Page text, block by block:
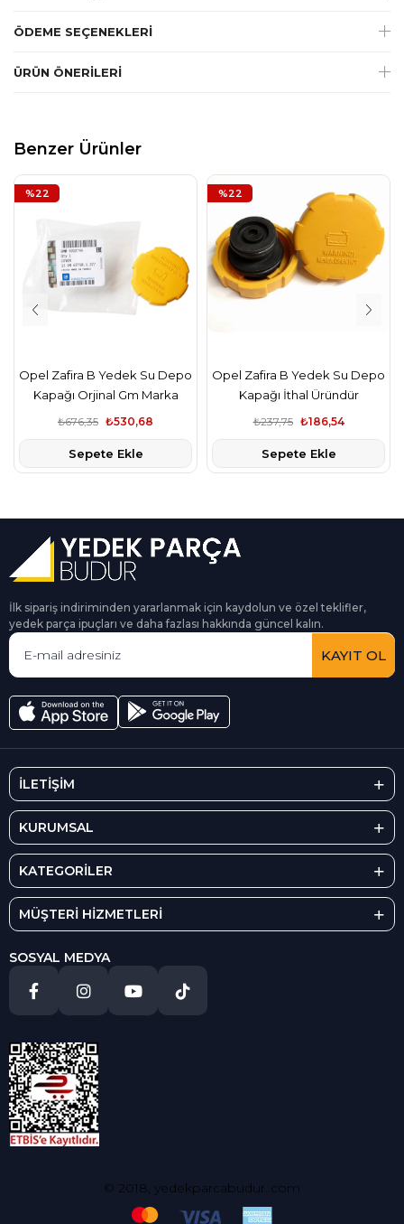
ÖDEME SEÇENEKLERI
ÜRÜN ÖNERILERI
Benzer Ürünler
Opel Zafira B Yedek Su Depo
Kapağı Orjinal Gm Marka
₺530,68
₺676,35
Sepete Ekle
%22
Opel Zafira B Yedek Su Depo
Kapağı İthal Üründür
₺186,54
₺237,75
Sepete Ekle
%22
İlk sipariş indiriminden yararlanmak için kaydolun ve özel teklifler,
yedek parça ipuçları ve daha fazlası hakkında güncel kalın.
KAYIT OL
İLETİŞİM
KURUMSAL
KATEGORİLER
MÜŞTERİ HİZMETLERİ
SOSYAL MEDYA
© 2018, yedekparcabudur..com